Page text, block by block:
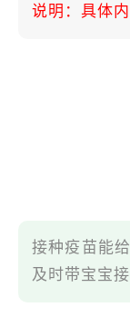
说明：具体
接种疫苗能
及时带宝宝